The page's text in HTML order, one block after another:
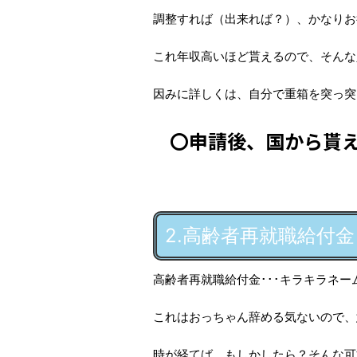
調整すれば（出来れば？）、かなり
これ年収高いほど貰えるので、そん
因みに詳しくは、自分で重箱を突っ
〇申請後、国から貰
2.高齢者再就職給付金
高齢者再就職給付金･･･キラキラネー
これはおっちゃん辞める気ないので